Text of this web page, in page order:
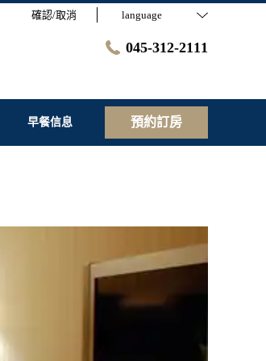
確認/取消 language
045-312-2111
早餐信息 預約訂房